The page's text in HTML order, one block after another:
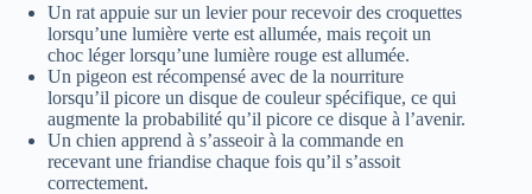
Un rat appuie sur un levier pour recevoir des croquettes
lorsqu’une lumière verte est allumée, mais reçoit un
choc léger lorsqu’une lumière rouge est allumée.
Un pigeon est récompensé avec de la nourriture
lorsqu’il picore un disque de couleur spécifique, ce qui
augmente la probabilité qu’il picore ce disque à l’avenir.
Un chien apprend à s’asseoir à la commande en
recevant une friandise chaque fois qu’il s’assoit
correctement.